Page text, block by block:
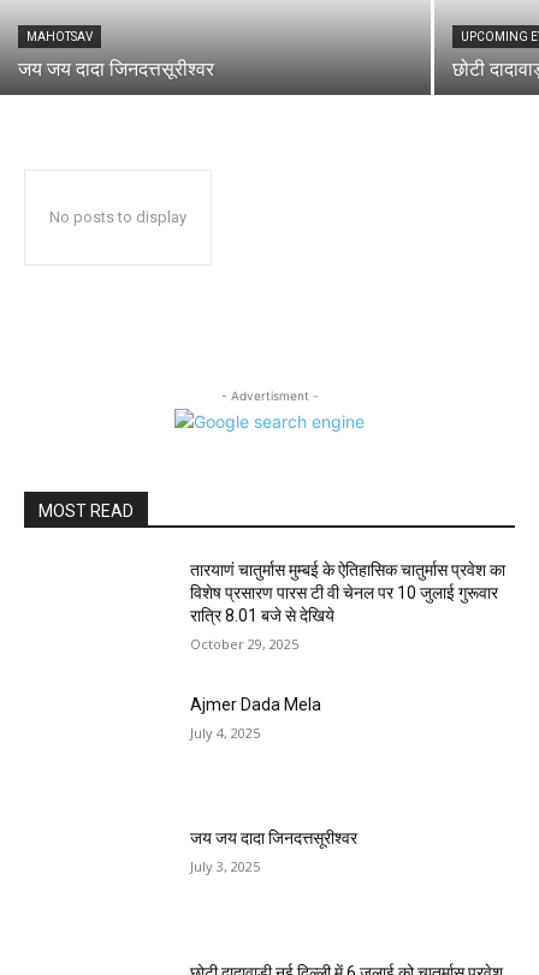
MAHOTSAV
जय जय दादा जिनदत्तसूरीश्वर
UPCOMING
छोटी
No posts to display
- Advertisment -
MOST READ
तारयाणं चातुर्मास मुम्बई के ऐतिहासिक चातुर्मास प्रवेश का
विशेष प्रसारण पारस टी वी चेनल पर 10 जुलाई गुरूवार
रात्रि 8.01 बजे से देखिये
October 29, 2025
Ajmer Dada Mela
July 4, 2025
जय जय दादा जिनदत्तसूरीश्वर
July 3, 2025